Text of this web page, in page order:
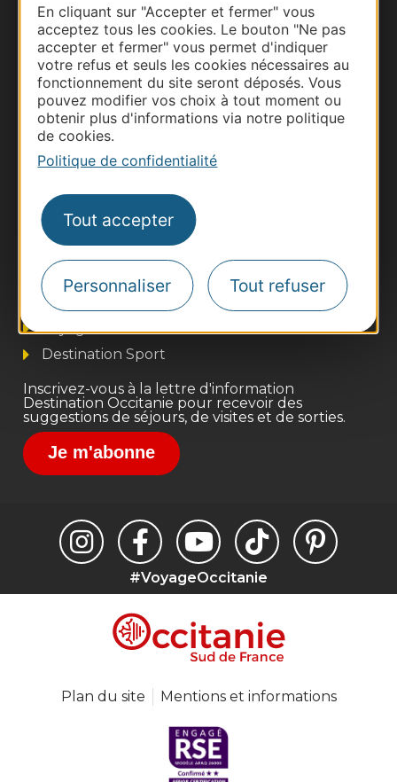
En cliquant sur "Accepter et fermer" vous
acceptez tous les cookies. Le bouton "Ne pas
accepter et fermer" vous permet d'indiquer
votre refus et seuls les cookies nécessaires au
fonctionnement du site seront déposés. Vous
pouvez modifier vos choix à tout moment ou
obtenir plus d'informations via notre politique
de cookies.
Politique de confidentialité
Tout accepter
Personnaliser Tout refuser
Documentation
Thermalisme
Business/Mice
Pros d'Occitanie
Site presse et d'influence
Voyagistes
Destination Sport
Inscrivez-vous à la lettre d'information
Destination Occitanie pour recevoir des
suggestions de séjours, de visites et de sorties.
Je m'abonne
#VoyageOccitanie
Plan du site Mentions et informations